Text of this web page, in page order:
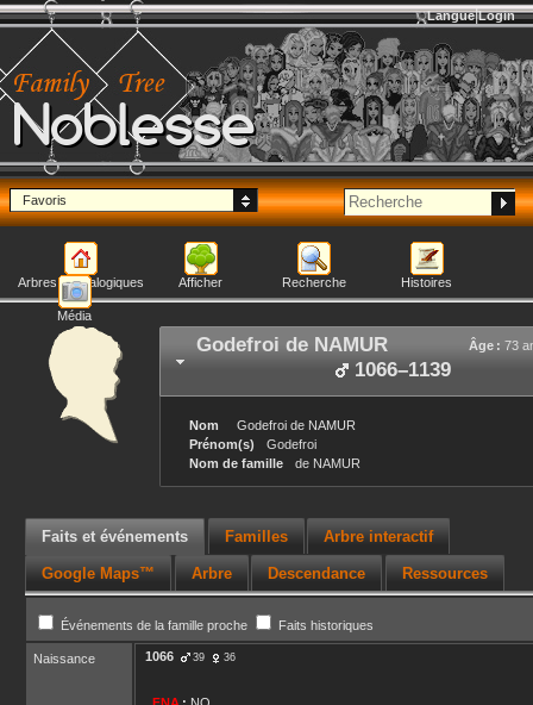
Noblesse
Langue Login
Favoris
Arbres généalogiques Afficher Recherche Histoires
Média
Godefroi de NAMUR Âge : 73
1066–1139
Nom Godefroi de NAMUR
Prénom(s)
Godefroi
Nom de famille
de NAMUR
Faits et événements Familles Arbre interactif
Google Maps™ Arbre Descendance Ressources
Événements de la famille proche Faits historiques
Naissance 1066 39 36